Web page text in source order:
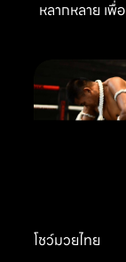
หลากหลาย เ
โชว์มวยไทย